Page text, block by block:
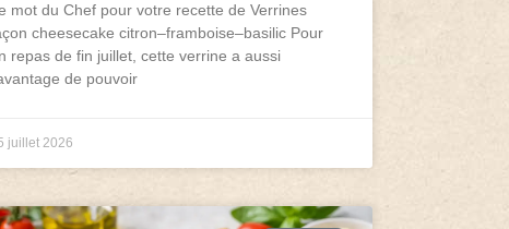
mot du Chef pour votre recette de Verrines
cheesecake citron–framboise–basilic Pour
repas de fin juillet, cette verrine a aussi
de pouvoir
juillet 2026